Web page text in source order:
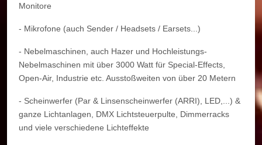
Monitore
- Mikrofone (auch Sender / Headsets / Earsets...)
- Nebelmaschinen, auch Hazer und Hochleistungs-
Nebelmaschinen mit über 3000 Watt für Special-Effects,
Open-Air, Industrie etc. Ausstoßweiten von über 20 Metern
- Scheinwerfer (Par & Linsenscheinwerfer (ARRI), LED,...) &
ganze Lichtanlagen, DMX Lichtsteuerpulte, Dimmerracks
und viele verschiedene Lichteffekte